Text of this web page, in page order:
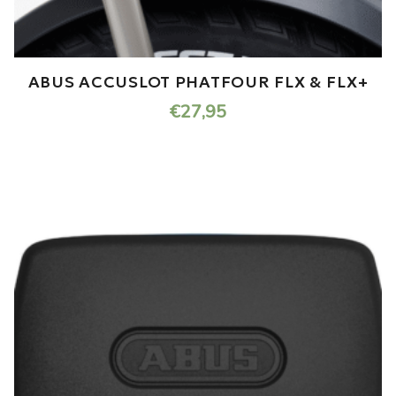
ABUS ACCUSLOT PHATFOUR FLX & FLX+
€27,95